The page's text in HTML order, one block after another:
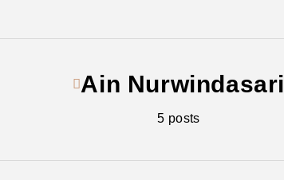
Ain Nurwindasari
5 posts